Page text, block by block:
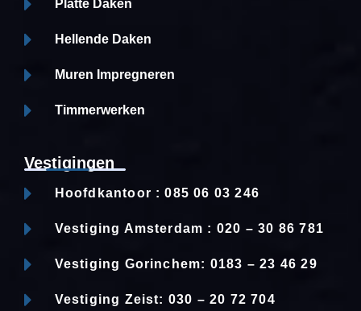
Platte Daken
Hellende Daken
Muren Impregneren
Timmerwerken
Vestigingen
Hoofdkantoor : 085 06 03 246
Vestiging Amsterdam : 020 – 30 86 781
Vestiging Gorinchem: 0183 – 23 46 29
Vestiging Zeist: 030 – 20 72 704